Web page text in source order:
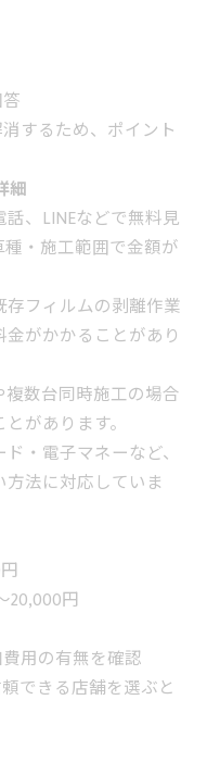
するため、ポイント
細
、LINEなどで無料見
・施工範囲で金額が
フィルムの剥離作業
がかかることがあり
数台同時施工の場合
があります。
・電子マネーなど、
法に対応していま
20,000円
用の有無を確認
できる店舗を選ぶと